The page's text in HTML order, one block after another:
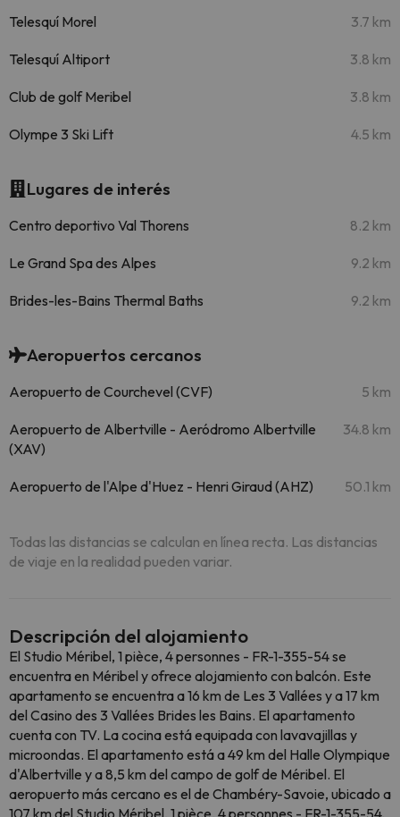
Telesquí Morel 3.7 km
Telesquí Altiport 3.8 km
Club de golf Meribel 3.8 km
Olympe 3 Ski Lift 4.5 km
Lugares de interés
Centro deportivo Val Thorens 8.2 km
Le Grand Spa des Alpes 9.2 km
Brides-les-Bains Thermal Baths 9.2 km
Aeropuertos cercanos
Aeropuerto de Courchevel (CVF) 5 km
Aeropuerto de Albertville - Aeródromo Albertville
(XAV)
34.8 km
Aeropuerto de l'Alpe d'Huez - Henri Giraud (AHZ) 50.1 km
Todas las distancias se calculan en línea recta. Las distancias
de viaje en la realidad pueden variar.
Descripción del alojamiento
El Studio Méribel, 1 pièce, 4 personnes - FR-1-355-54 se
encuentra en Méribel y ofrece alojamiento con balcón. Este
apartamento se encuentra a 16 km de Les 3 Vallées y a 17 km
del Casino des 3 Vallées Brides les Bains. El apartamento
cuenta con TV. La cocina está equipada con lavavajillas y
microondas. El apartamento está a 49 km del Halle Olympique
d'Albertville y a 8,5 km del campo de golf de Méribel. El
aeropuerto más cercano es el de Chambéry-Savoie, ubicado a
107 km del Studio Méribel, 1 pièce, 4 personnes - FR-1-355-54.